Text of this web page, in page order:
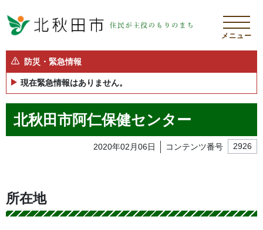
メニュー
防災・緊急情報
現在緊急情報はありません。
北秋田市阿仁保健センター
2020年02月06日 コンテンツ番号 2926
所在地